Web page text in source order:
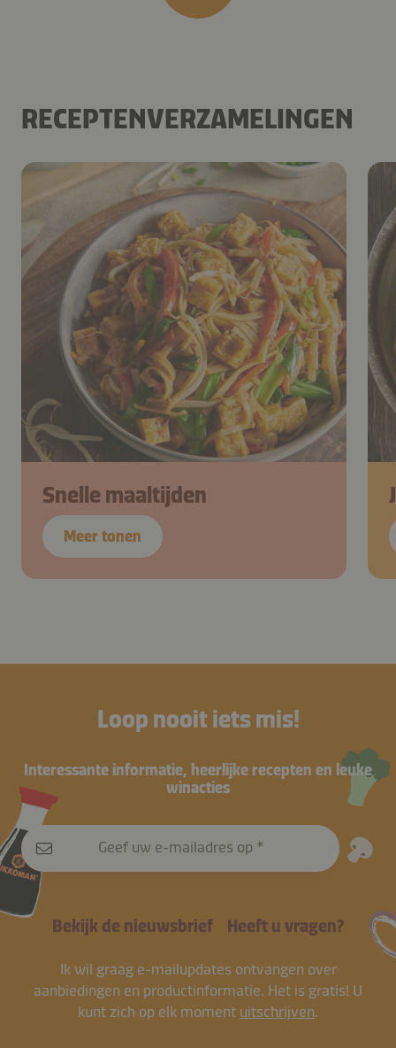
RECEPTENVERZAMELINGEN
Snelle maaltijden
Meer tonen
Loop nooit iets mis!
Interessante informatie, heerlijke recepten en leuke
winacties
Geef uw e-mailadres op
Bekijk de nieuwsbrief Heeft u vragen?
Ik wil graag e-mailupdates ontvangen over
aanbiedingen en productinformatie. Het is gratis! U
kunt zich op elk moment uitschrijven.